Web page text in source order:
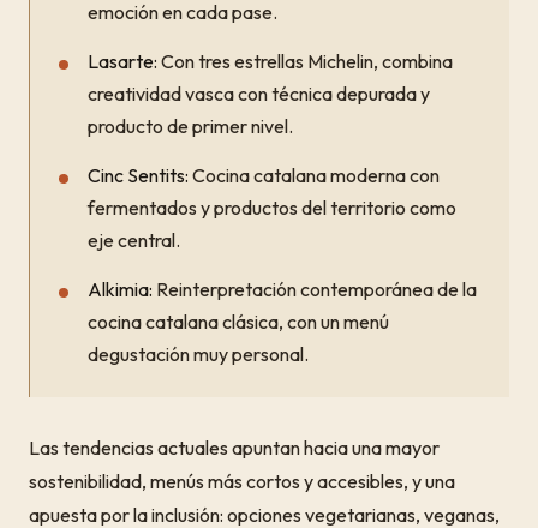
emoción en cada pase.
Lasarte: Con tres estrellas Michelin, combina
creatividad vasca con técnica depurada y
producto de primer nivel.
Cinc Sentits: Cocina catalana moderna con
fermentados y productos del territorio como
eje central.
Alkimia: Reinterpretación contemporánea de la
cocina catalana clásica, con un menú
degustación muy personal.
Las tendencias actuales apuntan hacia una mayor
sostenibilidad, menús más cortos y accesibles, y una
apuesta por la inclusión: opciones vegetarianas, veganas,